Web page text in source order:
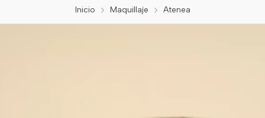
Inicio Maquillaje Atenea